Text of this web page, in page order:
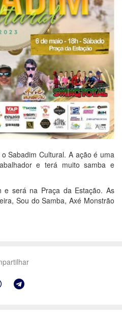
Sabadim Cultural. A ação é uma
e terá muito samba e
e será na Praça da Estação. As
Sou do Samba, Axé Monstrão